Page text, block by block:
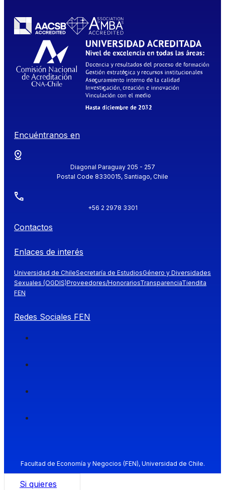
Encuéntranos en
Diagonal Paraguay 205 - 257
Postal Code 8330015, Santiago, Chile
+56 2 2978 3301
Contactos
Enlaces de interés
Universidad de ChileSecretaría de EstudiosGénero y Diversidades
Sexuales (OGDIS)Proveedores/HonorariosTransparenciaTiendita
FEN
Redes Sociales FEN
Facultad de Economía y Negocios (FEN), Universidad de Chile.
Si quieres